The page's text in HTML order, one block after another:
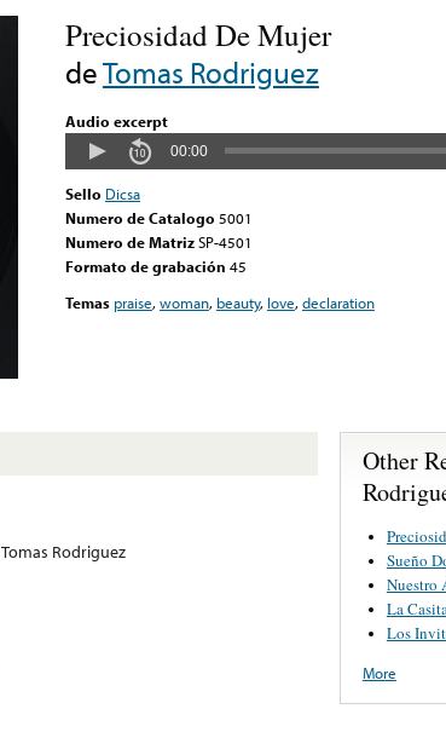
Preciosidad De Mujer
deTomas Rodriguez
Audio excerpt
00:00
Sello Dicsa
Numero de Catalogo 5001
Numero de MatrizSP-4501
Formato de grabación 45
Temas praise,woman, beauty, love,declaration
Tomas Rodriguez
Other
Sueño
Nuestro
La
Los
More